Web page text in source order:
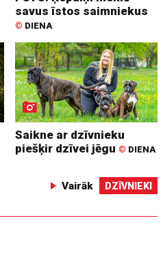
savus īstos saimniekus
© DIENA
Saikne ar dzīvnieku
piešķir dzīvei jēgu © DIENA
Vairāk DZĪVNIEKI